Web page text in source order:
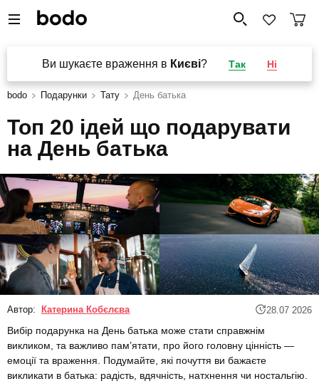
Ви шукаєте враження в Києві? Так Ні
bodo Подарунки Тату День батька
Топ 20 ідей що подарувати
на День батька
Автор: Катерина Кобєлєва 28.07 2026
Вибір подарунка на День батька може стати справжнім
викликом, та важливо пам’ятати, про його головну цінність —
емоції та враження. Подумайте, які почуття ви бажаєте
викликати в батька: радість, вдячність, натхнення чи ностальгію.